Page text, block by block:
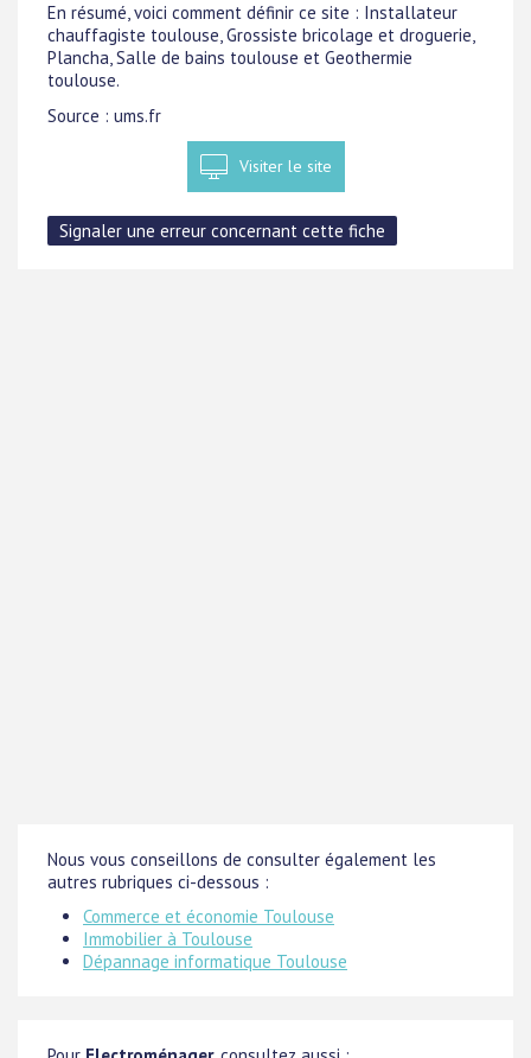
En résumé, voici comment définir ce site : Installateur
chauffagiste toulouse, Grossiste bricolage et droguerie,
Plancha, Salle de bains toulouse et Geothermie
toulouse.
Source : ums.fr
Visiter le site
Nous vous conseillons de consulter également les
autres rubriques ci-dessous :
Commerce et économie Toulouse
Immobilier à Toulouse
Dépannage informatique Toulouse